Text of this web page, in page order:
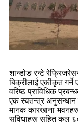
शान्डोङ रन्टे
बिक्रीलाई एकीकृत गर्ने
वरिष्ठ प्राविधिक
एक स्वतन्त्र
मानक कारखाना
सुविधाहरू सहित कुल